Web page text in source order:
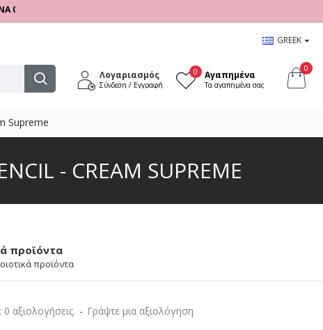
- 17:00
GREEK
Λογαριασμός
Σύνδεση / Εγγραφή
Αγαπημένα
Τα αγαπημένα σας
0 0
Supreme
- CREAM SUPREME
προϊόντα
προϊόντα
αξιολογήσεις. - Γράψτε μια αξιολόγηση